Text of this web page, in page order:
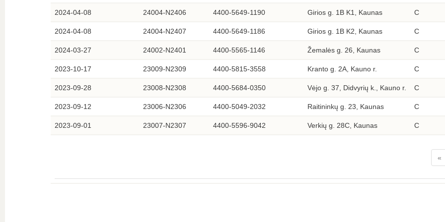
2024-04-08 24004-N2406 4400-5649-1190 Girios g. 1B K1, Kaunas C
2024-04-08 24004-N2407 4400-5649-1186 Girios g. 1B K2, Kaunas C
2024-03-27 24002-N2401 4400-5565-1146 Žemalės g. 26, Kaunas C
2023-10-17 23009-N2309 4400-5815-3558 Kranto g. 2A, Kauno r. C
2023-09-28 23008-N2308 4400-5684-0350 Vėjo g. 37, Didvyrių k., Kauno r. C
2023-09-12 23006-N2306 4400-5049-2032 Raitininkų g. 23, Kaunas C
2023-09-01 23007-N2307 4400-5596-9042 Verkių g. 28C, Kaunas C
«